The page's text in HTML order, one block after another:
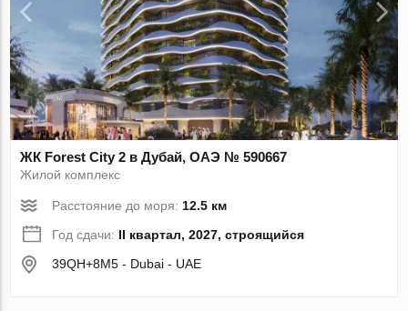
ЖК Forest City 2 в Дубай, ОАЭ № 590667
Жилой комплекс
Расстояние до моря: 12.5 км
Год сдачи: II квартал, 2027, строящийся
39QH+8M5 - Dubai - UAE